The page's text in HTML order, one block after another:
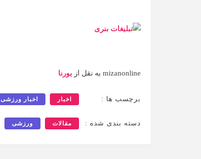
mizanonline به نقل از یورنا
برچسب ها : اخبار اخبار ورزشی
دسته بندی شده : مقالات ورزشی